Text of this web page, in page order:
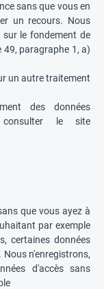
sans que vous en
un recours. Nous
le fondement de
paragraphe 1, a)
un autre traitement
des données
consulter le site
que vous ayez à
par exemple
certaines données
n'enregistrons,
d'accès sans